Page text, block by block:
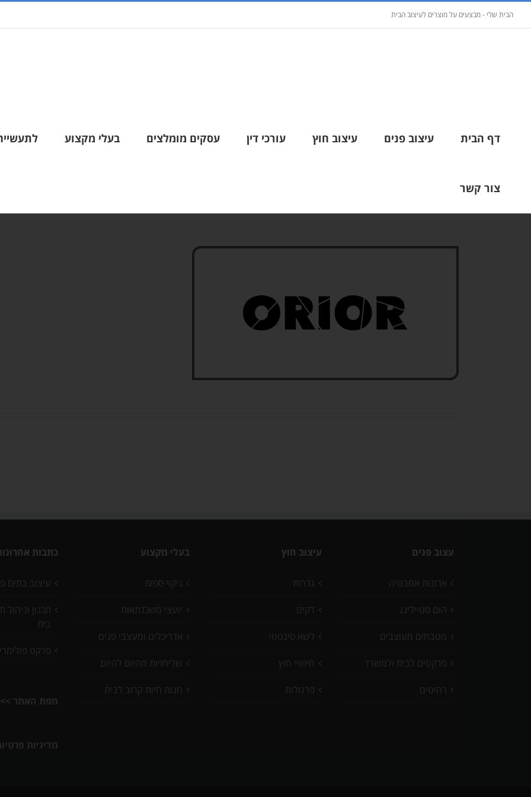
הבית שלי - מבצעים על מוצרים לעיצוב הבית
דף הבית עיצוב פנים עיצוב חוץ עורכי דין עסקים מומלצים בעלי מקצוע
צור קשר
עצוב פנים
ארונות אמבטיה
הום סטיילינג
מטבחים מעוצבים
פרקטים לבית ולמשרד
רהיטים
עיצוב חוץ
גדרות
דקים
דשא סינטטי
חיפויי חוץ
פרגולות
בעלי מקצוע
ניקוי ספות
יועצי משכנתאות
אדריכלים ומעצבי פנים
שליחויות מהיום להיום
חנות חיות קרוב לבית
כתבות
עיצוב בתים
תכנון
בית
פרקט
מפת האתר >>
מדיניות